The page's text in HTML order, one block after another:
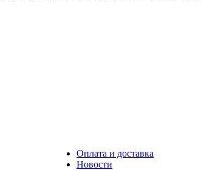
Оплата и доставка
Новости